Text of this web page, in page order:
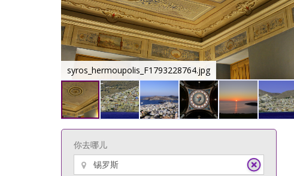
syros_hermoupolis_F1793228764.jpg
你去哪儿